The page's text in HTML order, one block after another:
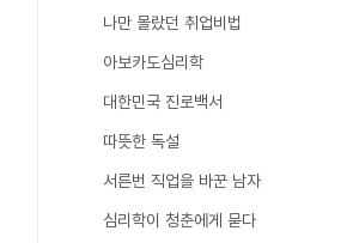
나만 몰랐던 취업비법
아보카도심리학
대한민국 진로백서
따뜻한 독설
서른번 직업을 바꾼 남자
심리학이 청춘에게 묻다